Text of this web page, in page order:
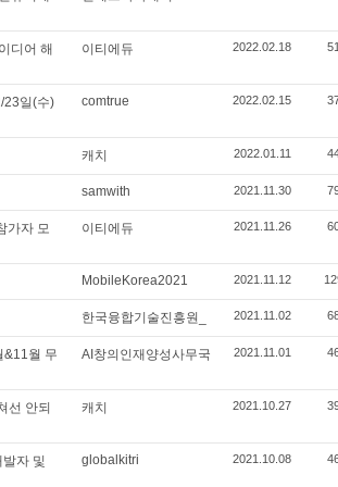
디어 해
이티에듀 2022.02.18
23일(수)
comtrue 2022.02.15
캐치 2022.01.11
samwith 2021.11.30
가자 모
이티에듀 2021.11.26
MobileKorea2021 2021.11.12
한국융합기술진흥원_ 2021.11.02
&11월 무
AI창의인재양성사무국 2021.11.01
선 안되
캐치 2021.10.27
자 및
globalkitri 2021.10.08